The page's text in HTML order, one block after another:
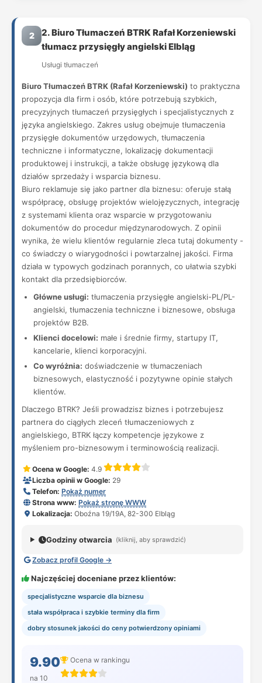
2
2. Biuro Tłumaczeń BTRK Rafał Korzeniewski
tłumacz przysięgły angielski Elbląg
Usługi tłumaczeń
Biuro Tłumaczeń BTRK (Rafał Korzeniewski) to praktyczna
propozycja dla firm i osób, które potrzebują szybkich,
precyzyjnych tłumaczeń przysięgłych i specjalistycznych z
języka angielskiego. Zakres usług obejmuje tłumaczenia
przysięgłe dokumentów urzędowych, tłumaczenia
techniczne i informatyczne, lokalizację dokumentacji
produktowej i instrukcji, a także obsługę językową dla
działów sprzedaży i wsparcia biznesu.
Biuro reklamuje się jako partner dla biznesu: oferuje stałą
współpracę, obsługę projektów wielojęzycznych, integrację
z systemami klienta oraz wsparcie w przygotowaniu
dokumentów do procedur międzynarodowych. Z opinii
wynika, że wielu klientów regularnie zleca tutaj dokumenty -
co świadczy o wiarygodności i powtarzalnej jakości. Firma
działa w typowych godzinach porannych, co ułatwia szybki
kontakt dla przedsiębiorców.
Główne usługi: tłumaczenia przysięgłe angielski-PL/PL-
angielski, tłumaczenia techniczne i biznesowe, obsługa
projektów B2B.
Klienci docelowi: małe i średnie firmy, startupy IT,
kancelarie, klienci korporacyjni.
Co wyróżnia: doświadczenie w tłumaczeniach
biznesowych, elastyczność i pozytywne opinie stałych
klientów.
Dlaczego BTRK? Jeśli prowadzisz biznes i potrzebujesz
partnera do ciągłych zleceń tłumaczeniowych z
angielskiego, BTRK łączy kompetencje językowe z
myśleniem pro-biznesowym i terminowością realizacji.
Ocena w Google: 4.9
Liczba opinii w Google: 29
Telefon: Pokaż numer
Strona www: Pokaż stronę WWW
Lokalizacja: Oboźna 19/19A, 82-300 Elbląg
Godziny otwarcia (kliknij, aby sprawdzić)
Zobacz profil Google →
Najczęściej doceniane przez klientów:
specjalistyczne wsparcie dla biznesu
stała współpraca i szybkie terminy dla firm
dobry stosunek jakości do ceny potwierdzony opiniami
9.90
na 10
Ocena w rankingu